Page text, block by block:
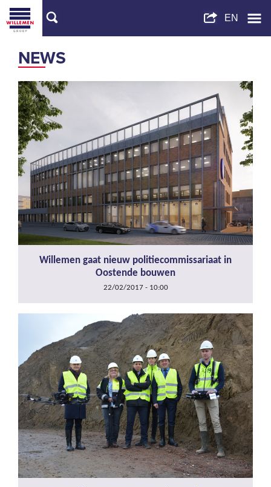
NEWS
Willemen gaat nieuw politiecommissariaat in
Oostende bouwen
22/02/2017 - 10:00